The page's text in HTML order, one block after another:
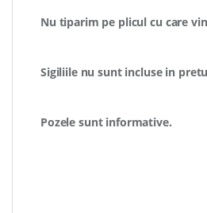
Nu tiparim pe plicul cu care
Sigiliile nu sunt incluse in
Pozele sunt informative.